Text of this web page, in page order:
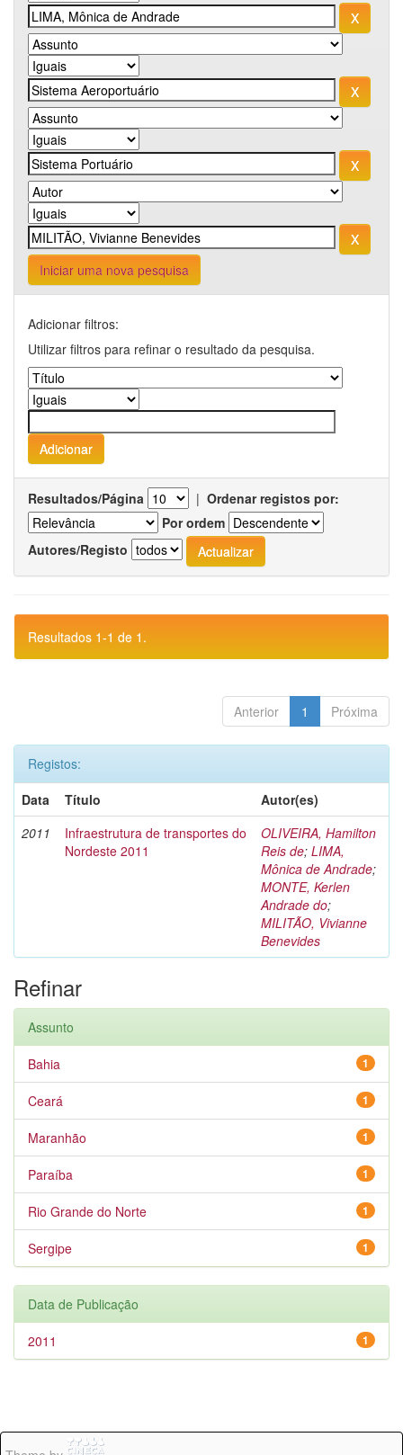
Iniciar uma nova pesquisa
Adicionar filtros:
Utilizar filtros para refinar o resultado da pesquisa.
Resultados/Página | Ordenar registos por:
Por ordem
Autores/Registo
Resultados 1-1 de 1.
Anterior 1 Próxima
Registos:
Data
Título
Autor(es)
2011
Infraestrutura de transportes do
Nordeste 2011
OLIVEIRA, Hamilton
Reis de; LIMA,
Mônica de Andrade;
MONTE, Kerlen
Andrade do;
MILITÃO, Vivianne
Benevides
Refinar
Assunto
1
Bahia
1
Ceará
1
Maranhão
1
Paraíba
1
Rio Grande do Norte
1
Sergipe
Data de Publicação
1
2011